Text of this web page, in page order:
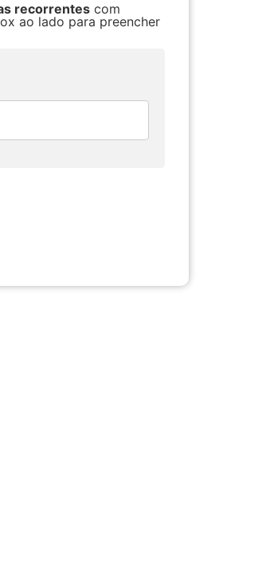
recorrentes com
ao lado para preencher